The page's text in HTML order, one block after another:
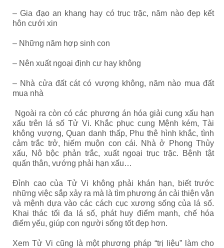
– Gia đạo an khang hay có trục trặc, năm nào đẹp kết
hôn cưới xin
– Những năm hợp sinh con
– Nên xuất ngoại định cư hay không
– Nhà cửa đất cát có vượng không, năm nào mua đất
mua nhà
Ngoài ra còn có các phương án hóa giải cung xấu hạn
xấu trên lá số Tử Vi. Khắc phục cung Mệnh kém, Tài
không vượng, Quan danh thấp, Phu thê hình khắc, tình
cảm trắc trở, hiếm muộn con cái. Nhà ở Phong Thủy
xấu, Nô bộc phản trắc, xuất ngoại trục trặc. Bệnh tật
quấn thân, vướng phải hạn xấu…
Đỉnh cao của Tử Vi không phải khán hạn, biết trước
những việc sắp xảy ra mà là tìm phương án cải thiện vận
và mệnh dựa vào các cách cục xương sống của lá số.
Khai thác tối đa lá số, phát huy điểm mạnh, chế hóa
điểm yếu, giúp con người sống tốt đẹp hơn.
Xem Tử Vi cũng là một phương pháp “trị liệu” làm cho